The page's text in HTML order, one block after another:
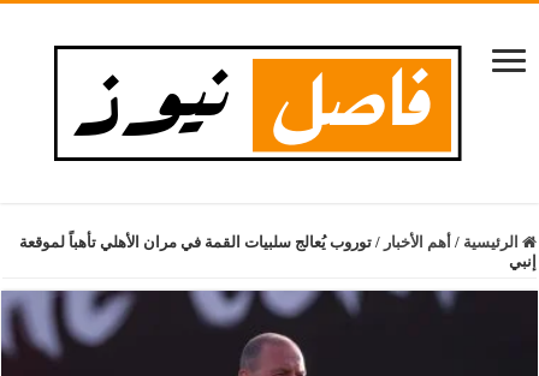
الرئيسية / أهم الأخبار / توروب يُعالج سلبيات القمة في مران الأهلي تأهباً لموقعة
إنبي